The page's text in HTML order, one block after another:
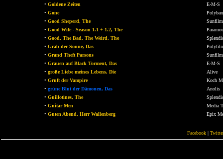
• Goldene Zeiten
E-M-S
• Gone
• Good Sheperd, The
Sunfilm
• Good Wife - Season 1.1 + 1.2, The
• Good, The Bad, The Weird, The
• Grab der Sonne, Das
• Grand Theft Parsons
Sunfilm
• Grauen auf Black Torment, Das
E-M-S
• große Liebe meines Lebens, Die
Alive
• Gruft der Vampire
Koch
• grüne Blut der Dämonen, Das
Anolis
• Guillotines, The
• Guitar Men
Media
• Guten Abend, Herr Wallenberg Epix
Facebook |